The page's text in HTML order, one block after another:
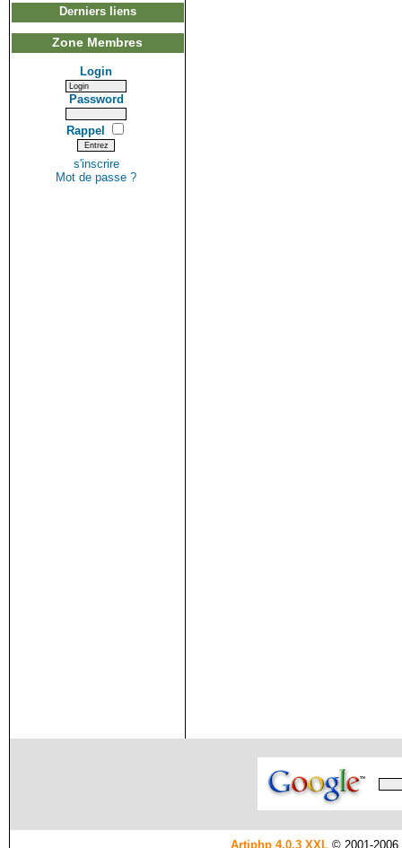
Derniers liens
Zone Membres
Login
Password
Rappel
s'inscrire
Mot de passe ?
Artiphp 4.0.3 XXL © 2001-